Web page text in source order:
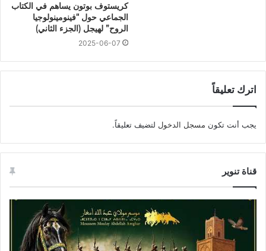
كريستوف بوتون يساهم في الكتاب
الجماعي حول “فينومينولوجيا
الروح” لهيجل (الجزء الثاني)
2025-06-07
اترك تعليقاً
يجب أنت تكون مسجل الدخول لتضيف تعليقاً.
قناة تنوير